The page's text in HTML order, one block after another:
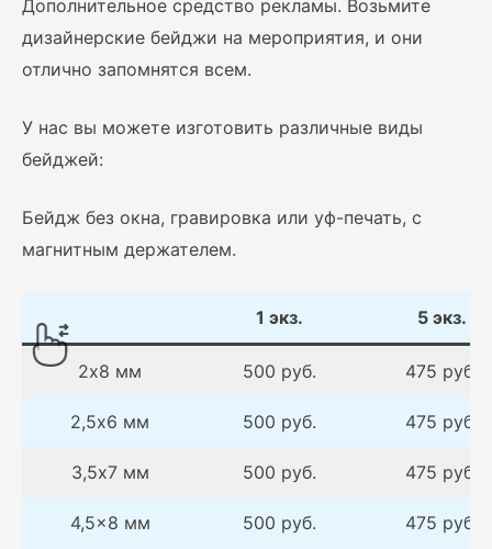
Дополнительное средство рекламы. Возьмите
дизайнерские бейджи на мероприятия, и они
отлично запомнятся всем.
У нас вы можете изготовить различные виды
бейджей:
Бейдж без окна, гравировка или уф-печать, с
магнитным держателем.
1 экз. 5 экз.
2х8 мм 500 руб. 475 руб.
2,5х6 мм 500 руб. 475 руб.
3,5х7 мм 500 руб. 475 руб.
4,5×8 мм 500 руб. 475 руб.